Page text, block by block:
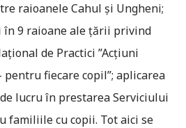
raioanele Cahul și Ungheni;
9 raioane ale țării privind
de Practici ”Acțiuni
pentru fiecare copil”; aplicarea
lucru în prestarea Serviciului
familiile cu copii. Tot aici se